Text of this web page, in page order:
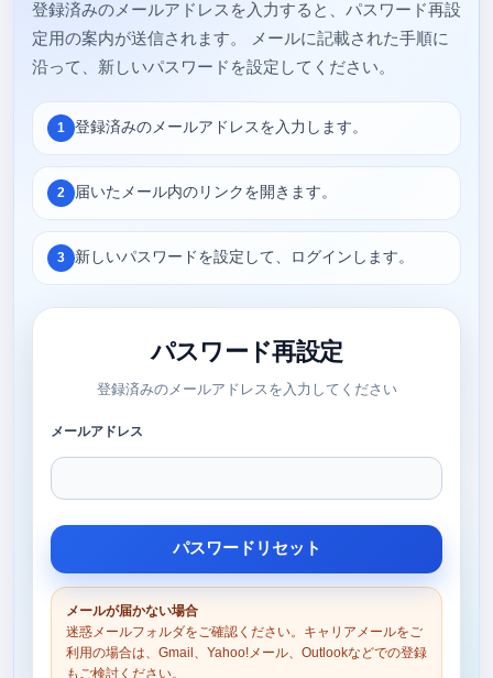
登録済みのメールアドレスを入力すると、パスワード再設
定用の案内が送信されます。 メールに記載された手順に
沿って、新しいパスワードを設定してください。
1 登録済みのメールアドレスを入力します。
2 届いたメール内のリンクを開きます。
3 新しいパスワードを設定して、ログインします。
パスワード再設定
登録済みのメールアドレスを入力してください
メールアドレス
メールが届かない場合
迷惑メールフォルダをご確認ください。キャリアメールをご
利用の場合は、Gmail、Yahoo!メール、Outlookなどでの登録
もご検討ください。